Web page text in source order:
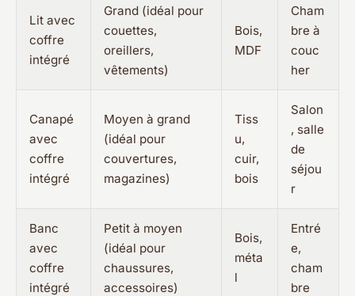
Lit avec
coffre
intégré
Grand (idéal pour
couettes,
oreillers,
vêtements)
Bois,
MDF
Cham
bre à
couc
her
Canapé
avec
coffre
intégré
Moyen à grand
(idéal pour
couvertures,
magazines)
Tiss
u,
cuir,
bois
Salon
, salle
de
séjou
r
Banc
avec
coffre
intégré
Petit à moyen
(idéal pour
chaussures,
accessoires)
Bois,
méta
l
Entré
e,
cham
bre